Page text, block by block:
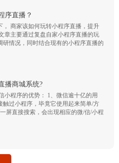
序直播？
， 商家该如何玩转小程序直播，提升
章主要通过复盘自家小程序直播的玩
研情况，同时结合现有的小程序直播的
播商城系统?
小程序的优势： 1、微信逾十亿的用
触过小程序，毕竟它使用起来简单/方
屏直接搜索，会出现相应的微/信/小程